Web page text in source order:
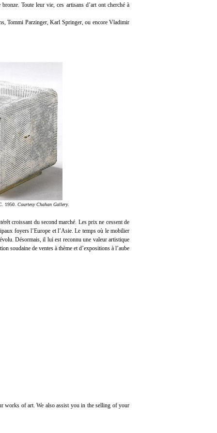
Toute leur vie, ces artisans d’art ont cherché à
Tommi Parzinger, Karl Springer, ou encore Vladimir
1950. Courtesy Chahan Gallery.
croissant du second marché. Les prix ne cessent de
foyers l’Europe et l’Asie. Le temps où le mobilier
Désormais, il lui est reconnu une valeur artistique
soudaine de ventes à thème et d’expositions à l’aube
works of art. We also assist you in the selling of your